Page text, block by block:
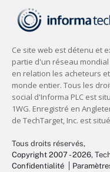
Tous droits réservés,
Copyright 2007 - 2026,
Confidentialité